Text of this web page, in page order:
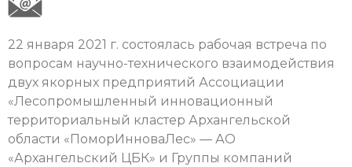
22 января 2021 г. состоялась рабочая встреча по
вопросам научно-технического взаимодействия
двух якорных предприятий Ассоциации
«Лесопромышленный инновационный
территориальный кластер Архангельской
области «ПоморИнноваЛес» — АО
«Архангельский ЦБК» и Группы компаний